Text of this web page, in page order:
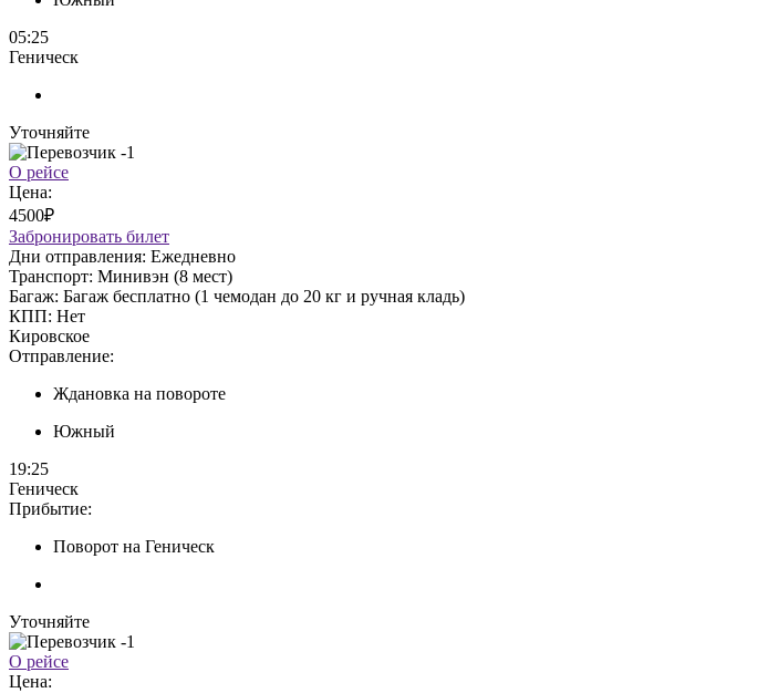
05:25
Геническ
Уточняйте
О рейсе
Цена:
4500₽
Забронировать билет
Дни отправления: Ежедневно
Транспорт: Минивэн (8 мест)
Багаж: Багаж бесплатно (1 чемодан до 20 кг и ручная кладь)
КПП: Нет
Кировское
Отправление:
Ждановка на повороте
Южный
19:25
Геническ
Прибытие:
Поворот на Геническ
Уточняйте
О рейсе
Цена: